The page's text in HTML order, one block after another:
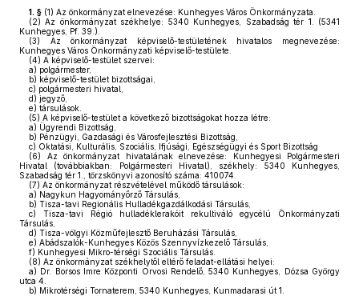
1. § (1) Az önkormányzat elnevezése: Kunhegyes Város Önkormányzata.
(2) Az önkormányzat székhelye: 5340 Kunhegyes, Szabadság tér 1. (5341
Kunhegyes, Pf. 39.).
(3) Az önkormányzat képviselő-testületének hivatalos megnevezése:
Kunhegyes Város Önkormányzati képviselő-testülete.
(4) A képviselő-testület szervei:
a) polgármester,
b) képviselő-testület bizottságai,
c) polgármesteri hivatal,
d) jegyző,
e) társulások.
(5) A képviselő-testület a következő bizottságokat hozza létre:
a) Ügyrendi Bizottság,
b) Pénzügyi, Gazdasági és Városfejlesztési Bizottság,
c) Oktatási, Kulturális, Szociális, Ifjúsági, Egészségügyi és Sport Bizottság
(6) Az önkormányzat hivatalának elnevezése: Kunhegyesi Polgármesteri
Hivatal (továbbiakban: Polgármesteri Hivatal), székhely: 5340 Kunhegyes,
Szabadság tér 1., törzskönyvi azonosító száma: 410074.
(7) Az önkormányzat részvételével működő társulások:
a) Nagykun Hagyományőrző Társulás,
b) Tisza-tavi Regionális Hulladékgazdálkodási Társulás,
c) Tisza-tavi Régió hulladéklerakóit rekultiváló egycélú Önkormányzati
Társulás,
d) Tisza-völgyi Közműfejlesztő Beruházási Társulás,
e) Abádszalók-Kunhegyes Közös Szennyvízkezelő Társulás,
f) Kunhegyesi Mikro-térségi Szociális Társulás.
(8) Az önkormányzat székhelytől eltérő feladat-ellátási helyei:
a) Dr. Borsos Imre Központi Orvosi Rendelő, 5340 Kunhegyes, Dózsa György
utca 4.
b) Mikrotérségi Tornaterem, 5340 Kunhegyes, Kunmadarasi út 1.